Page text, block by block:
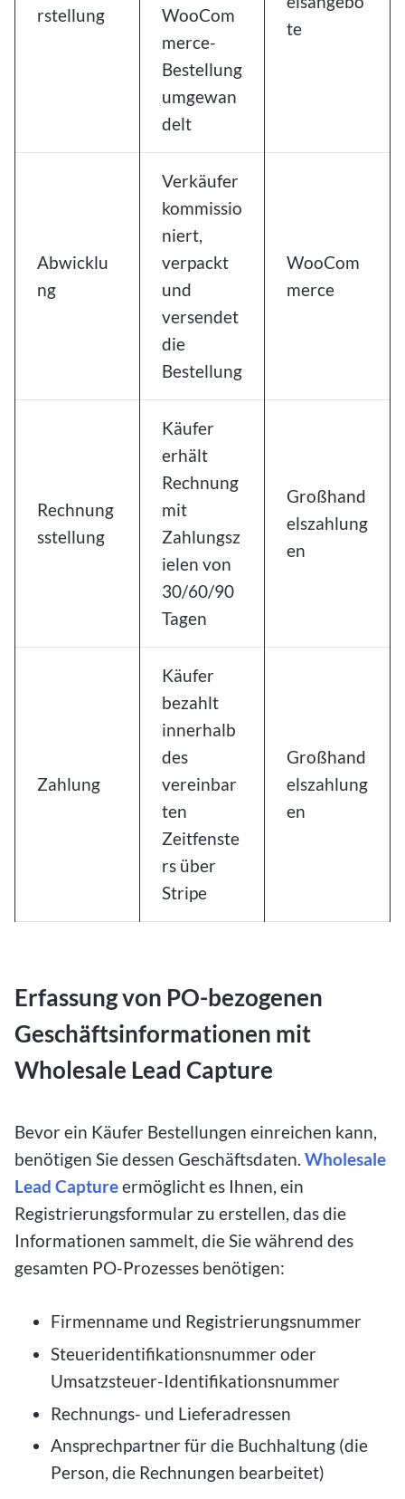
rstellung
WooCom
merce-
Bestellung
umgewan
delt
te
Abwicklu
ng
Verkäufer
kommissio
niert,
verpackt
und
versendet
die
Bestellung
WooCom
merce
Rechnung
sstellung
Käufer
erhält
Rechnung
mit
Zahlungsz
ielen von
30/60/90
Tagen
Großhand
elszahlung
en
Zahlung
Käufer
bezahlt
innerhalb
des
vereinbar
ten
Zeitfenste
rs über
Stripe
Großhand
elszahlung
en
Erfassung von PO-bezogenen
Geschäftsinformationen mit
Wholesale Lead Capture
Bevor ein Käufer Bestellungen einreichen kann,
benötigen Sie dessen Geschäftsdaten. Wholesale
Lead Captureermöglicht es Ihnen, ein
Registrierungsformular zu erstellen, das die
Informationen sammelt, die Sie während des
gesamten PO-Prozesses benötigen:
Firmenname und Registrierungsnummer
Steueridentifikationsnummer oder
Umsatzsteuer-Identifikationsnummer
Rechnungs- und Lieferadressen
Ansprechpartner für die Buchhaltung (die
Person, die Rechnungen bearbeitet)